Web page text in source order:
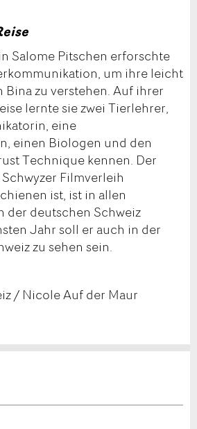
Salome Pitschen erforschte
um ihre leicht
zu verstehen. Auf ihrer
lernte sie zwei Tierlehrer,
eine
einen Biologen und den
Technique kennen. Der
Filmverleih
ist, ist in allen
der deutschen Schweiz
Jahr soll er auch in der
zu sehen sein.
/ Nicole Auf der Maur
geschätzt!
Anzeige an Freunde weiter.